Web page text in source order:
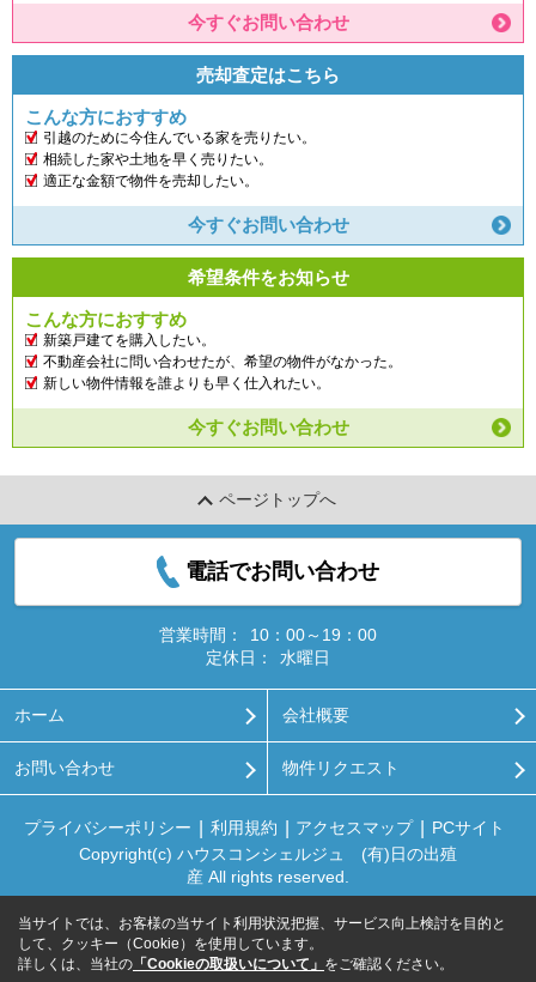
今すぐお問い合わせ
売却査定はこちら
こんな方におすすめ
引越のために今住んでいる家を売りたい。
相続した家や土地を早く売りたい。
適正な金額で物件を売却したい。
今すぐお問い合わせ
希望条件をお知らせ
こんな方におすすめ
新築戸建てを購入したい。
不動産会社に問い合わせたが、希望の物件がなかった。
新しい物件情報を誰よりも早く仕入れたい。
今すぐお問い合わせ
ページトップへ
電話でお問い合わせ
営業時間：
10：00～19：00
定休日：
水曜日
ホーム 会社概要
お問い合わせ 物件リクエスト
プライバシーポリシー 利用規約 アクセスマップ
PCサイト
Copyright(c) ハウスコンシェルジュ (有)日の出殖
産 All rights reserved.
当サイトでは、お客様の当サイト利用状況把握、サービス向上検討を目的と
して、クッキー（Cookie）を使用しています。
詳しくは、当社の 「Cookieの取扱いについて」 をご確認ください。